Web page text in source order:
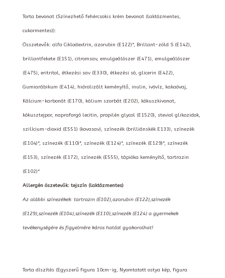
Torta bevonat (Színezhető fehércsokis krém bevonat (laktózmentes,
cukormentes)):
Összetevők: alfa Ciklodextrin, azorubin (E122)*, Brillant-zöld S (E142),
brillantfekete (E151), citromsav, emulgeálószer (E471), emulgeálószer
(E475), eritritol, étkezési sav (E330), étkezési só, glicerin (E422),
Gumiarábikum (E414), hidrolizált keményítő, inulin, ivóvíz, kakaóvaj,
Kálcium-karbonát (E170), kálium szorbát (E202), kókuszkivonat,
kókusztejpor, napraforgó lecitin, propilén glycol (E1520), steviol glikozidok,
szilícium-dioxid (E551) (kovasav), színezék (brilliánskék E133), színezék
(E104)*, színezék (E110)*, színezék (E124)*, színezék (E129)*, színezék
(E153), színezék (E172), színezék (E555), tápióka keményítő, tartrazin
(E102)*
Allergén öszetevők: tejszín (laktózmentes)
Az alábbi színezékek: tartrazin (E102),azorubin (E122),színezék
(E129),színezék (E104),színezék (E110),színezék (E124) a gyermekek
tevékenységére és figyelmére káros hatást gyakorolhat!
Torta díszítés (Egyszerű figura 10cm-ig, Nyomtatott ostya kép, figura